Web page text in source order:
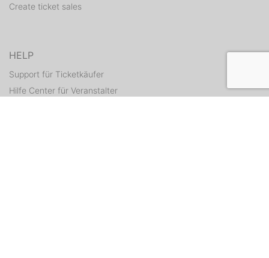
Create ticket sales
HELP
Support für Ticketkäufer
Hilfe Center für Veranstalter